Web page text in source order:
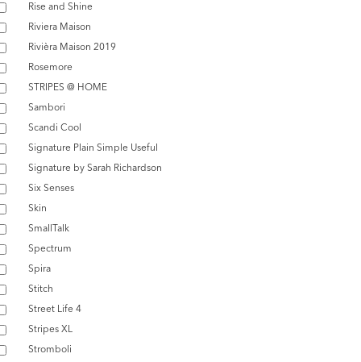
Rise and Shine
Riviera Maison
Rivièra Maison 2019
Rosemore
STRIPES @ HOME
Sambori
Scandi Cool
Signature Plain Simple Useful
Signature by Sarah Richardson
Six Senses
Skin
SmallTalk
Spectrum
Spira
Stitch
Street Life 4
Stripes XL
Stromboli